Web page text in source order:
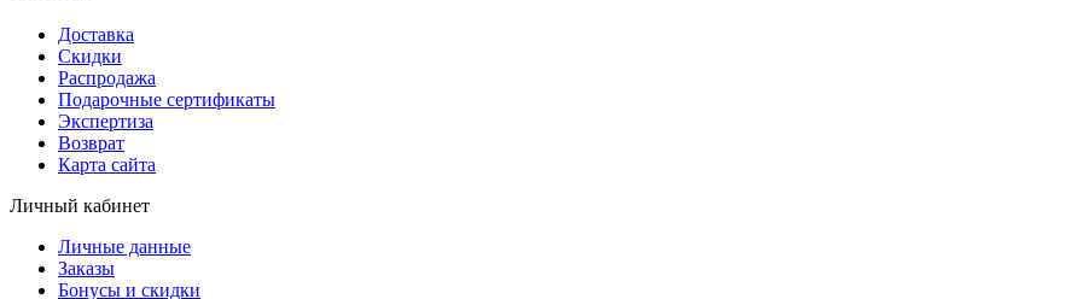
Доставка
Скидки
Распродажа
Подарочные сертификаты
Экспертиза
Возврат
Карта сайта
Личный кабинет
Личные данные
Заказы
Бонусы и скидки